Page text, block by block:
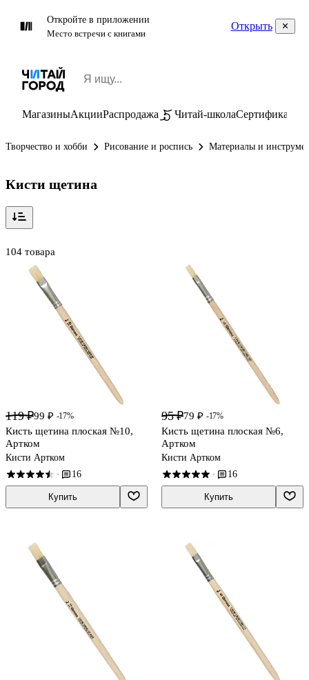
Откройте в приложении
Место встречи с книгами
Открыть
МагазиныАкцииРаспродажа Читай-школаСертификаты
Творчество и хобби Рисование и роспись Материалы и
Кисти щетина
104 товара
119 ₽99 ₽ -17%
Кисть щетина плоская №10,
Артком
Кисти Артком
· 16
Купить
95 ₽79 ₽ -17%
Кисть щетина плоская №6,
Артком
Кисти Артком
· 16
Купить